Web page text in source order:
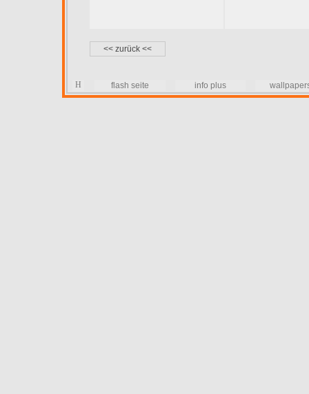
<< zurück <<
H flash seite info plus